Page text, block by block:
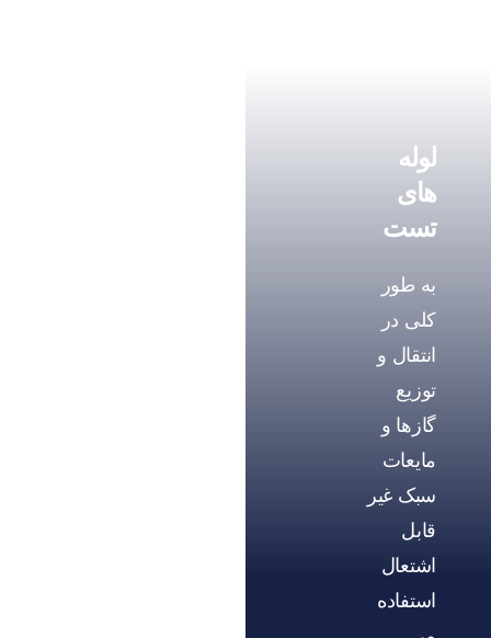
لوله
های
تست
به طور
کلی در
انتقال و
توزیع
گازها و
مایعات
سبک غیر
قابل
اشتعال
استفاده